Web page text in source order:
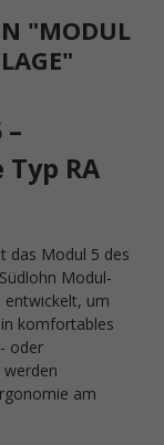
"MODUL
RA
das Modul 5 des
Modul-
entwickelt, um
komfortables
oder
am